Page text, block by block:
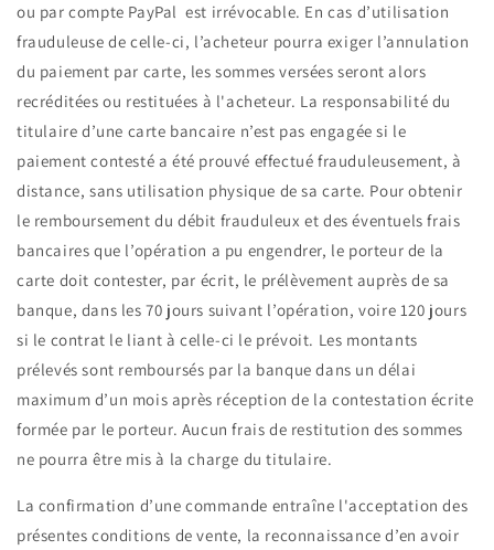
ou par compte PayPal est irrévocable. En cas d’utilisation
frauduleuse de celle-ci, l’acheteur pourra exiger l’annulation
du paiement par carte, les sommes versées seront alors
recréditées ou restituées à l'acheteur. La responsabilité du
titulaire d’une carte bancaire n’est pas engagée si le
paiement contesté a été prouvé effectué frauduleusement, à
distance, sans utilisation physique de sa carte. Pour obtenir
le remboursement du débit frauduleux et des éventuels frais
bancaires que l’opération a pu engendrer, le porteur de la
carte doit contester, par écrit, le prélèvement auprès de sa
banque, dans les 70 jours suivant l’opération, voire 120 jours
si le contrat le liant à celle-ci le prévoit. Les montants
prélevés sont remboursés par la banque dans un délai
maximum d’un mois après réception de la contestation écrite
formée par le porteur. Aucun frais de restitution des sommes
ne pourra être mis à la charge du titulaire.
La confirmation d’une commande entraîne l'acceptation des
présentes conditions de vente, la reconnaissance d’en avoir